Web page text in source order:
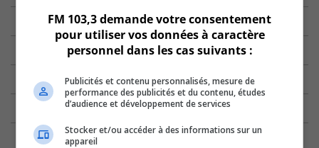
FM 103,3 demande votre consentement
pour utiliser vos données à caractère
personnel dans les cas suivants :
Publicités et contenu personnalisés, mesure de
performance des publicités et du contenu, études
d’audience et développement de services
Stocker et/ou accéder à des informations sur un
appareil